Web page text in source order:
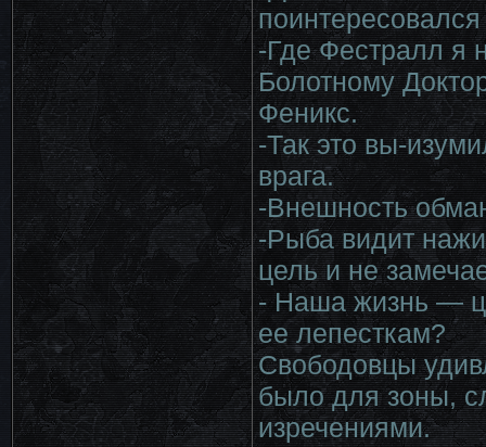
-Где Фестралл я
Болотному
Феникс.
-Так это вы-
врага.
-Внешность
-Рыба видит
цель и не
- Наша жизнь —
ее лепесткам?
Свободовцы
было для зоны,
изречениями.